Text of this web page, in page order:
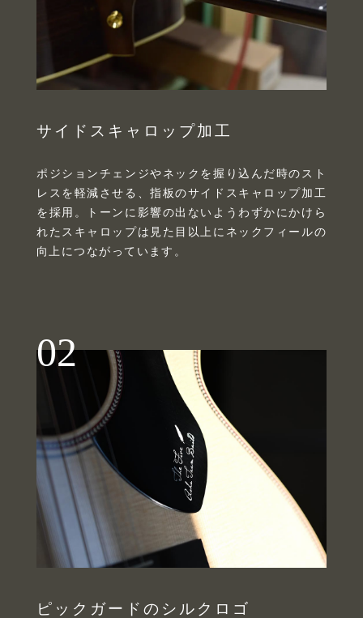
サイドスキャロップ加工
ポジションチェンジやネックを握り込んだ時のスト
レスを軽減させる、指板のサイドスキャロップ加工
を採用。トーンに影響の出ないようわずかにかけら
れたスキャロップは見た目以上にネックフィールの
向上につながっています。
02
ピックガードのシルクロゴ